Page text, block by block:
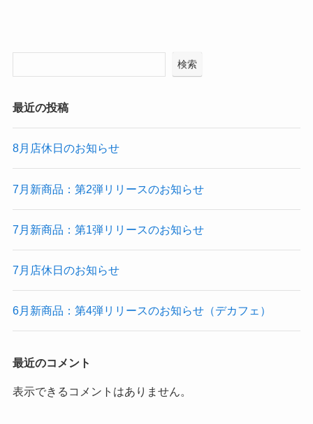
検索
最近の投稿
8月店休日のお知らせ
7月新商品：第2弾リリースのお知らせ
7月新商品：第1弾リリースのお知らせ
7月店休日のお知らせ
6月新商品：第4弾リリースのお知らせ（デカフェ）
最近のコメント
表示できるコメントはありません。